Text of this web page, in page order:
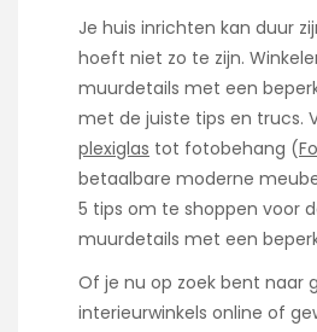
Je huis inrichten kan duur
hoeft niet zo te zijn.
muurdetails met een
met de juiste tips en trucs.
plexiglas tot fotobehang (
betaalbare moderne
5 tips om te shoppen voor
muurdetails met een
Of je nu op zoek bent naar
interieurwinkels online of